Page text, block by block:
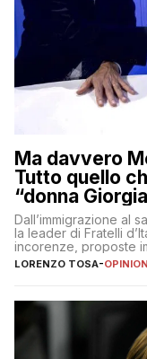
Ma davvero
Tutto quello
“donna
Dall’immigrazione al
la leader di Fratelli
incorenze, proposte
nessuno – a destra
LORENZO TOSA-